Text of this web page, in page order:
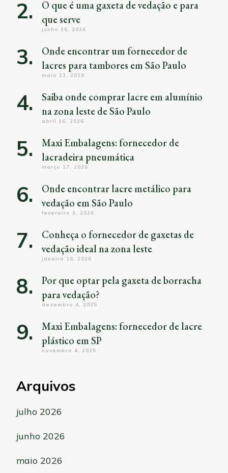
O que é uma gaxeta de vedação e para
que serve
junho 16, 2026
Onde encontrar um fornecedor de
lacres para tambores em São Paulo
maio 21, 2026
Saiba onde comprar lacre em alumínio
na zona leste de São Paulo
abril 16, 2026
Maxi Embalagens: fornecedor de
lacradeira pneumática
março 17, 2026
Onde encontrar lacre metálico para
vedação em São Paulo
fevereiro 3, 2026
Conheça o fornecedor de gaxetas de
vedação ideal na zona leste
janeiro 16, 2026
Por que optar pela gaxeta de borracha
para vedação?
dezembro 4, 2025
Maxi Embalagens: fornecedor de lacre
plástico em SP
novembro 4, 2025
Arquivos
julho 2026
junho 2026
maio 2026